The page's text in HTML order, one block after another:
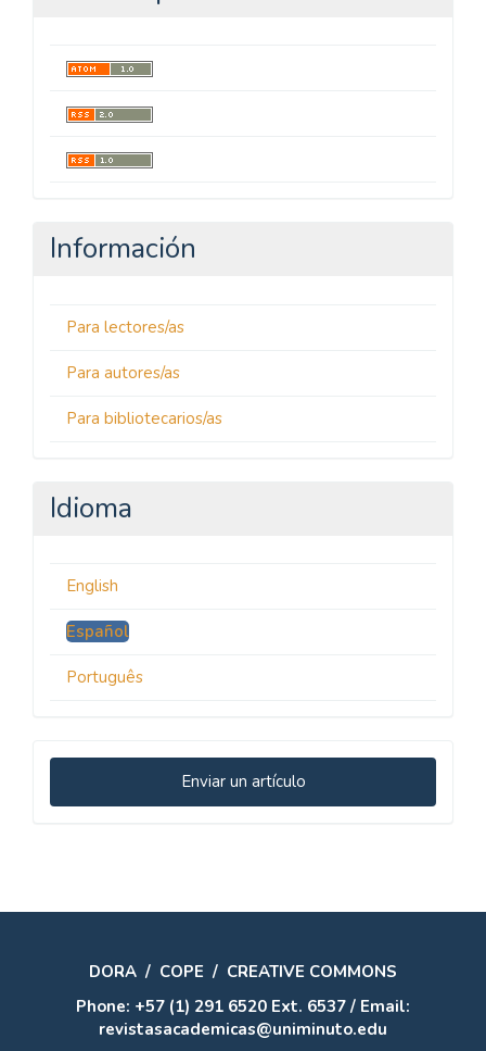
Información
Para lectores/as
Para autores/as
Para bibliotecarios/as
Idioma
English
Español
Português
Enviar
un
Enviar un artículo
DORA / COPE / CREATIVE COMMONS
Phone: +57 (1) 291 6520 Ext. 6537 / Email:
revistasacademicas@uniminuto.edu